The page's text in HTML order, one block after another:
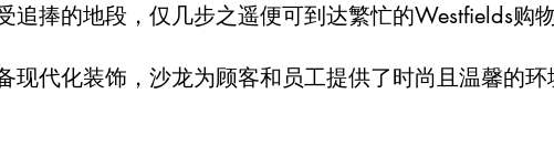
追捧的地段，仅几步之遥便可到达繁忙的Westfields购
现代化装饰，沙龙为顾客和员工提供了时尚且温馨的环